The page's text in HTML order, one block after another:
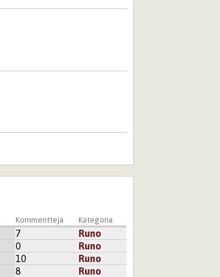
Kommentteja Kategoria
7
Runo
0
Runo
10
Runo
8
Runo